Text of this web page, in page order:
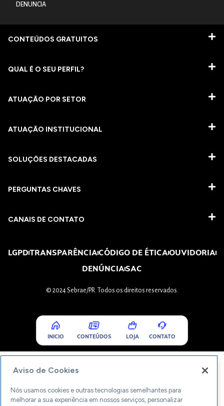
DENUNCIA
CONTEÚDOS GRATUITOS
QUAL É O SEU PERFIL?
ATUAÇÃO POR SETOR
ATUAÇÃO INSTITUCIONAL
SOLUÇÕES DESTACADAS
PERGUNTAS CHAVES​
CANAIS DE CONTATO
LGPDTRANSPARÊNCIACÓDIGO DE ÉTICAOUVIDORIA
DENÚNCIASAC
© 2024 Sebrae/PR. Todos os direitos reservados.
INICIO CONTEÚDOS LOJA CONTATO
Aviso de Cookies
Nós usamos cookies e outras tecnologias semelhantes para
melhorar a sua experiência em nossos serviços, personalizar